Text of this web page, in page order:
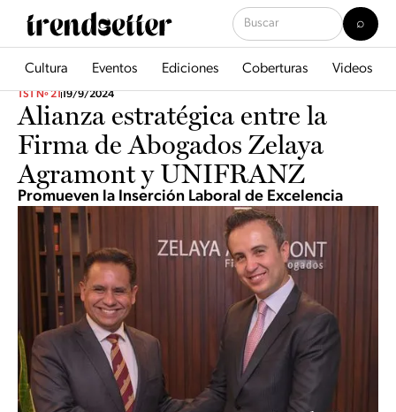
Cultura Eventos Ediciones Coberturas Videos
TST Nº 2119/9/2024
Alianza estratégica entre la
Firma de Abogados Zelaya
Agramont y UNIFRANZ
Promueven la Inserción Laboral de Excelencia